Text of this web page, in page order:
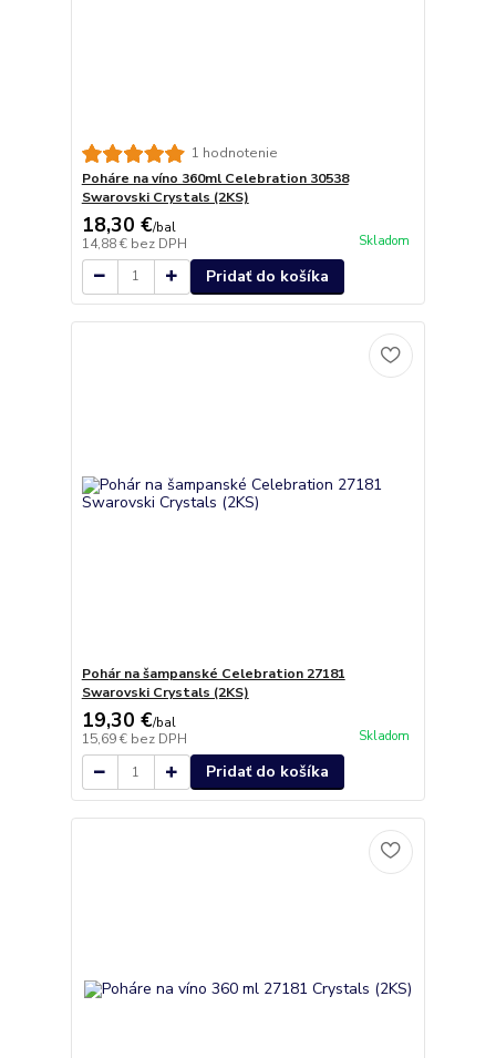
1 hodnotenie
Poháre na víno 360ml Celebration 30538
Swarovski Crystals (2KS)
18,30 €/bal
14,88 € bez DPH Skladom
Pridať do košíka
Pohár na šampanské Celebration 27181
Swarovski Crystals (2KS)
19,30 €/bal
15,69 € bez DPH Skladom
Pridať do košíka